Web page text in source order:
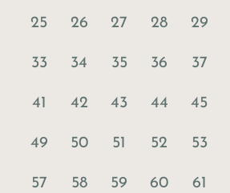
25 26 27 28 29
33 34 35 36 37
41 42 43 44 45
49 50 51 52 53
57 58 59 60 61